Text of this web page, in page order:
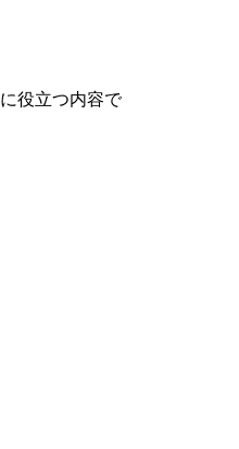
役立つ内容で